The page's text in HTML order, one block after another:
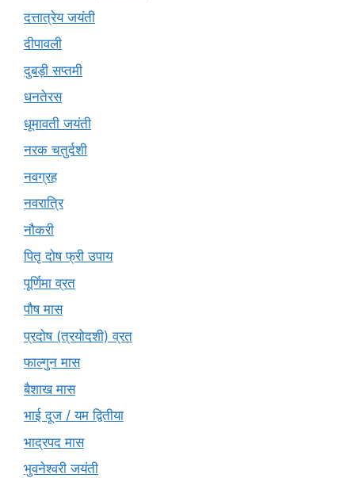
दत्तात्रेय जयंती
दीपावली
दुबड़ी सप्तमी
धनतेरस
धूमावती जयंती
नरक चतुर्दशी
नवग्रह
नवरात्रि
नौकरी
पितृ दोष फ्री उपाय
पूर्णिमा व्रत
पौष मास
प्रदोष (त्रयोदशी) व्रत
फाल्गुन मास
बैशाख मास
भाई दूज / यम द्वितीया
भाद्रपद मास
भुवनेश्वरी जयंती